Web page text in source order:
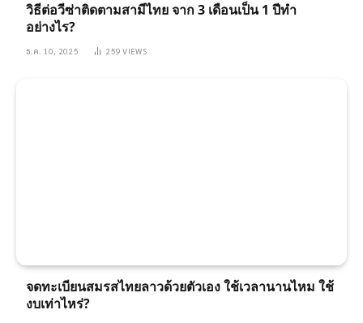
วิธีต่อวีซ่าติดตามสามีไทย จาก 3 เดือนเป็น 1 ปีทำ
อย่างไร?
ธ.ค. 10, 2025 259VIEWS
จดทะเบียนสมรสไทยลาวด้วยตัวเอง ใช้เวลานานไหม ใช้
งบเท่าไหร่?